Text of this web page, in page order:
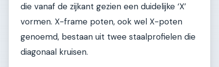
die vanaf de zijkant gezien een duidelijke ‘X’
vormen. X-frame poten, ook wel X-poten
genoemd, bestaan uit twee staalprofielen die
diagonaal kruisen.